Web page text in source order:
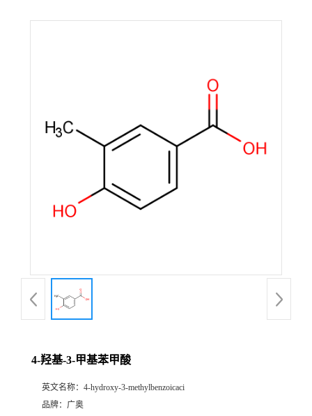
4-羟基-3-甲基苯甲酸
英文名称： 4-hydroxy-3-methylbenzoicaci
品牌： 广奥